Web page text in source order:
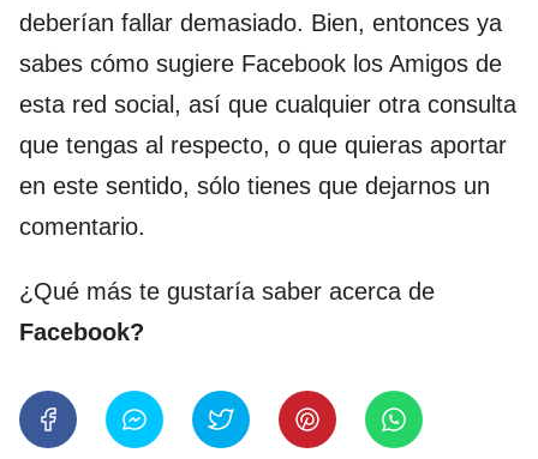
deberían fallar demasiado. Bien, entonces ya
sabes cómo sugiere Facebook los Amigos de
esta red social, así que cualquier otra consulta
que tengas al respecto, o que quieras aportar
en este sentido, sólo tienes que dejarnos un
comentario.
¿Qué más te gustaría saber acerca de
Facebook?